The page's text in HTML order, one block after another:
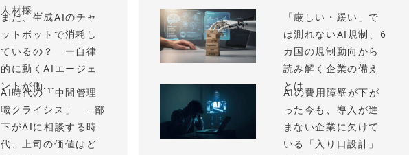
人材採...
まだ、生成AIのチャ
ットボットで消耗し
ているの？ ー自律
的に動くAIエージェ
ントが働...
AI時代の「中間管理
職クライシス」 —部
下がAIに相談する時
代、上司の価値はど
「厳しい・緩い」で
は測れないAI規制、6
カ国の規制動向から
読み解く企業の備え
とは
AIの費用障壁が下が
った今も、導入が進
まない企業に欠けて
いる「入り口設計」